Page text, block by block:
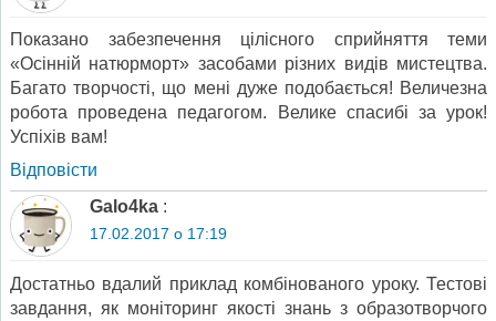
Показано забезпечення цілісного сприйняття теми
«Осінній натюрморт» засобами різних видів мистецтва.
Багато творчості, що мені дуже подобається! Величезна
робота проведена педагогом. Велике спасибі за урок!
Успіхів вам!
Відповіcти
Galo4ka :
17.02.2017 о 17:19
Достатньо вдалий приклад комбінованого уроку. Тестові
завдання, як моніторинг якості знань з образотворчого